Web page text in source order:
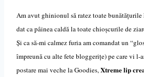
Am avut ghinionul să ratez toate bunătățurile
dat ca pâinea caldă la toate chioșcurile de
Și ca să-mi calmez furia am comandat un
împreună cu alte fete bloggerițe) pe care vi l-
postare mai veche la Goodies,Xtreme lip